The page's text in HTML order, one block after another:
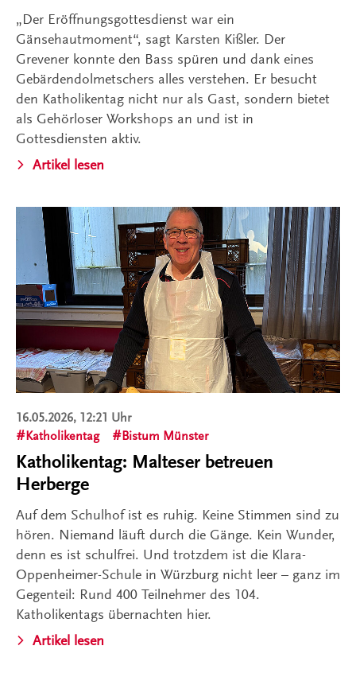
„Der Eröffnungsgottesdienst war ein
Gänsehautmoment“, sagt Karsten Kißler. Der
Grevener konnte den Bass spüren und dank eines
Gebärdendolmetschers alles verstehen. Er besucht
den Katholikentag nicht nur als Gast, sondern bietet
als Gehörloser Workshops an und ist in
Gottesdiensten aktiv.
Artikel lesen
16.05.2026, 12:21 Uhr
Katholikentag
Bistum Münster
Katholikentag: Malteser betreuen
Herberge
Auf dem Schulhof ist es ruhig. Keine Stimmen sind zu
hören. Niemand läuft durch die Gänge. Kein Wunder,
denn es ist schulfrei. Und trotzdem ist die Klara-
Oppenheimer-Schule in Würzburg nicht leer – ganz im
Gegenteil: Rund 400 Teilnehmer des 104.
Katholikentags übernachten hier.
Artikel lesen